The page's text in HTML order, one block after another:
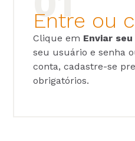
Entre ou
Clique em Enviar
seu usuário e senha
conta, cadastre-se
obrigatórios.